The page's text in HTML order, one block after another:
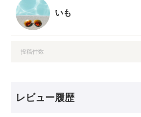
いも
投稿件数
レビュー履歴